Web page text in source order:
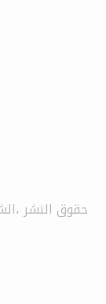
حقوق النشر